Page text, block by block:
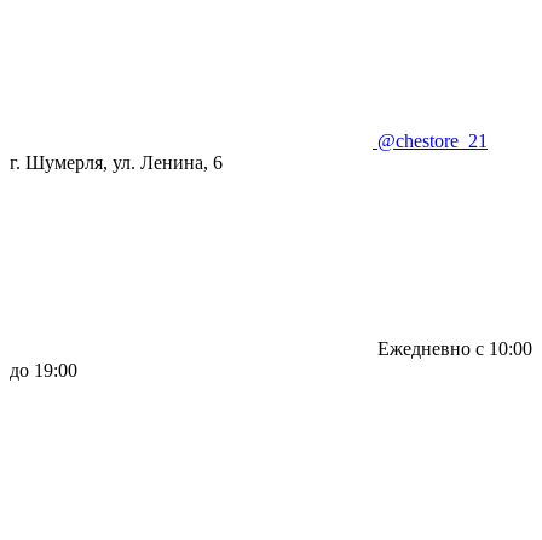
@chestore_21
г. Шумерля, ул. Ленина, 6
Ежедневно с 10:00
до 19:00